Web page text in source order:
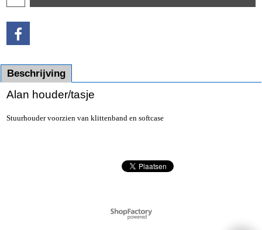
Beschrijving
Alan houder/tasje
Stuurhouder voorzien van klittenband en softcase
Webwinkel gemaakt met
ShopFactory webwinkel